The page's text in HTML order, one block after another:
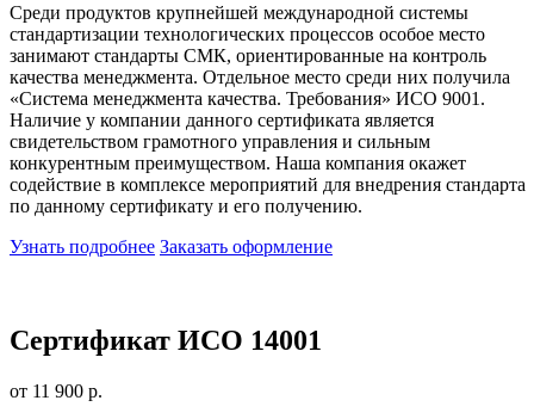
Среди продуктов крупнейшей международной системы
стандартизации технологических процессов особое место
занимают стандарты СМК, ориентированные на контроль
качества менеджмента. Отдельное место среди них получила
«Система менеджмента качества. Требования» ИСО 9001.
Наличие у компании данного сертификата является
свидетельством грамотного управления и сильным
конкурентным преимуществом. Наша компания окажет
содействие в комплексе мероприятий для внедрения стандарта
по данному сертификату и его получению.
Узнать подробнее Заказать оформление
Сертификат ИСО 14001
от 11 900 р.